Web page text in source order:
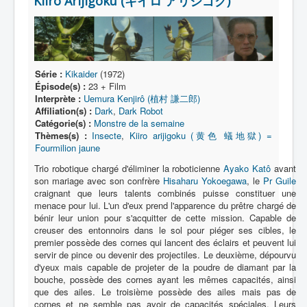
Série
Acteur
Équipe
Personnage
Transformation
Équipement
Mecha
Objet
Lieu
Épisode
Référence
Fanservice
Série : Kikaider(1972)
Épisode(s) : 23 + Film
Interprète : Uemura Kenjirô (植村 謙二郎)
Affiliation(s) : Dark, Dark Robot
Catégorie(s) : Monstre de la semaine
Thèmes(s) : Insecte, Kiiro arijigoku (黄色 蟻地獄) =
Fourmilion jaune
Trio robotique chargé d'éliminer la roboticienneAyako Katô avant
son mariage avec son confrère Hisaharu Yokoegawa, le Pr Guile
craignant que leurs talents combinés puisse constituer une
menace pour lui. L'un d'eux prend l'apparence du prêtre chargé de
bénir leur union pour s'acquitter de cette mission. Capable de
creuser des entonnoirs dans le sol pour piéger ses cibles, le
premier possède des cornes qui lancent des éclairs et peuvent lui
servir de pince ou devenir des projectiles. Le deuxième, dépourvu
d'yeux mais capable de projeter de la poudre de diamant par la
bouche, possède des cornes ayant les mêmes capacités, ainsi
que des ailes. Le troisième possède des ailes mais pas de
cornes et ne semble pas avoir de capacités spéciales. Leurs